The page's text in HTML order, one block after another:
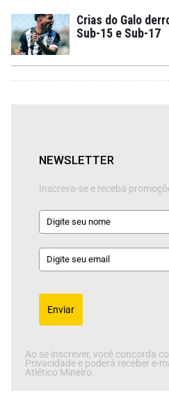
Crias do Galo
Sub-15 e Sub-17
NEWSLETTER
Inscreva-se e receba
Enviar
Ao se inscrever, você concorda
Privacidade e poderá receber e-
Atlético Mineiro.